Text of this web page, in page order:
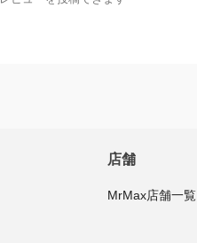
店舗
MrMax店舗一覧